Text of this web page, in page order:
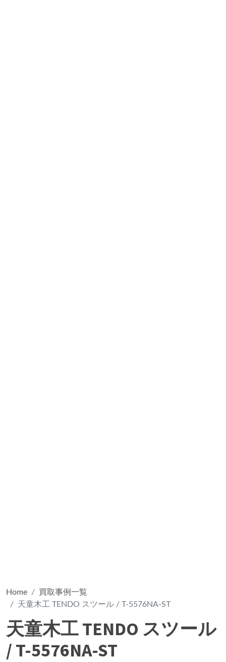
Home
買取事例一覧
天童木工 TENDO スツール / T-5576NA-ST
天童木工 TENDO スツール
/ T-5576NA-ST